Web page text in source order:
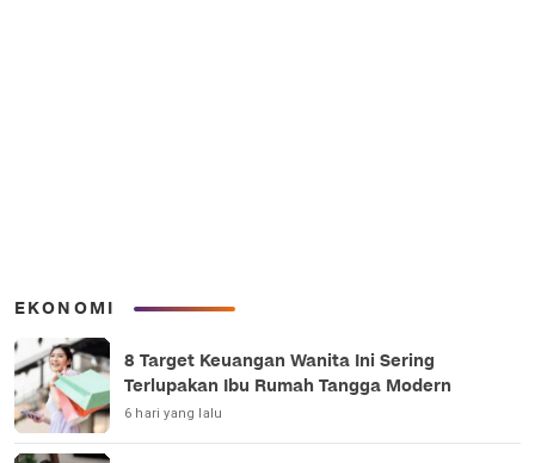
EKONOMI
8 Target Keuangan Wanita Ini Sering
Terlupakan Ibu Rumah Tangga Modern
6 hari yang lalu